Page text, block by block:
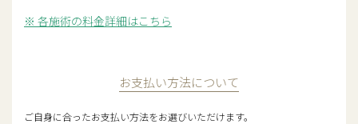
各施術の料金詳細はこちら
お支払い方法について
ご自身に合ったお支払い方法をお選びいただけます。